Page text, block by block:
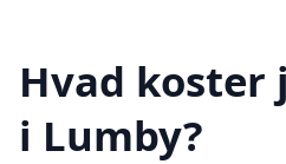
Hvad koster
i Lumby?